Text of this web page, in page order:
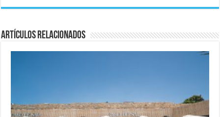
Artículos relacionados